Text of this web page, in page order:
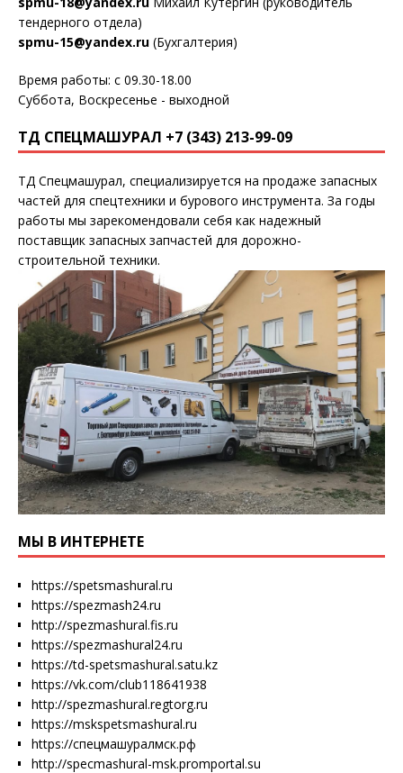
тендерного отдела)
spmu-15@yandex.ru (Бухгалтерия)
Время работы: с 09.30-18.00
Суббота, Воскресенье - выходной
ТД СПЕЦМАШУРАЛ +7 (343) 213-99-09
ТД Спецмашурал, специализируется на продаже запасных
частей для спецтехники и бурового инструмента. За годы
работы мы зарекомендовали себя как надежный
поставщик запасных запчастей для дорожно-
строительной техники.
МЫ В ИНТЕРНЕТЕ
https://spetsmashural.ru
https://spezmash24.ru
http://spezmashural.fis.ru
https://spezmashural24.ru
https://td-spetsmashural.satu.kz
https://vk.com/club118641938
http://spezmashural.regtorg.ru
https://mskspetsmashural.ru
https://спецмашуралмск.рф
http://specmashural-msk.promportal.su